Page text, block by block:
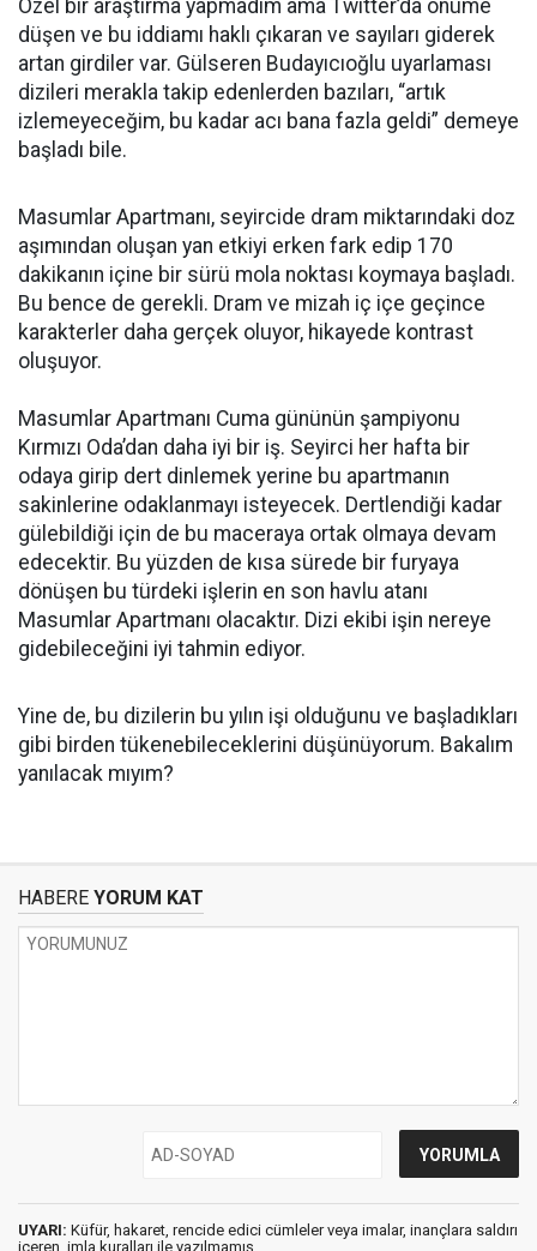
Özel bir araştırma yapmadım ama Twitter’da önüme
düşen ve bu iddiamı haklı çıkaran ve sayıları giderek
artan girdiler var. Gülseren Budayıcıoğlu uyarlaması
dizileri merakla takip edenlerden bazıları, “artık
izlemeyeceğim, bu kadar acı bana fazla geldi” demeye
başladı bile.
Masumlar Apartmanı, seyircide dram miktarındaki doz
aşımından oluşan yan etkiyi erken fark edip 170
dakikanın içine bir sürü mola noktası koymaya başladı.
Bu bence de gerekli. Dram ve mizah iç içe geçince
karakterler daha gerçek oluyor, hikayede kontrast
oluşuyor.
Masumlar Apartmanı Cuma gününün şampiyonu
Kırmızı Oda’dan daha iyi bir iş. Seyirci her hafta bir
odaya girip dert dinlemek yerine bu apartmanın
sakinlerine odaklanmayı isteyecek. Dertlendiği kadar
gülebildiği için de bu maceraya ortak olmaya devam
edecektir. Bu yüzden de kısa sürede bir furyaya
dönüşen bu türdeki işlerin en son havlu atanı
Masumlar Apartmanı olacaktır. Dizi ekibi işin nereye
gidebileceğini iyi tahmin ediyor.
Yine de, bu dizilerin bu yılın işi olduğunu ve başladıkları
gibi birden tükenebileceklerini düşünüyorum. Bakalım
yanılacak mıyım?
HABERE YORUM KAT
UYARI: Küfür, hakaret, rencide edici cümleler veya imalar, inançlara saldırı
içeren, imla kuralları ile yazılmamış,